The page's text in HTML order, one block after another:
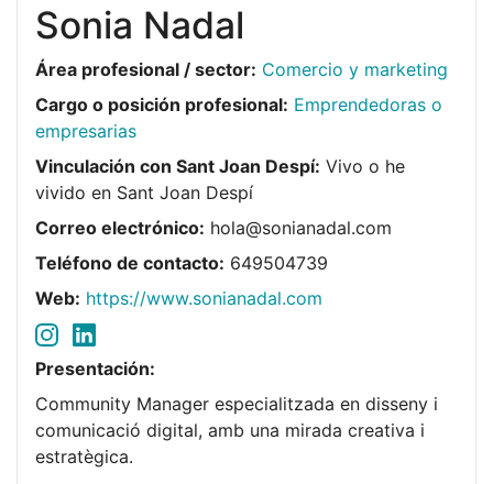
Sonia Nadal
Área profesional / sector: Comercio y marketing
Cargo o posición profesional: Emprendedoras o
empresarias
Vinculación con Sant Joan Despí: Vivo o he
vivido en Sant Joan Despí
Correo electrónico: hola@sonianadal.com
Teléfono de contacto: 649504739
Web: https://www.sonianadal.com
Presentación:
Community Manager especialitzada en disseny i
comunicació digital, amb una mirada creativa i
estratègica.